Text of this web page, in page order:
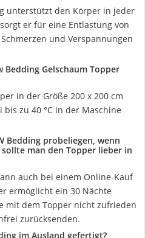
unterstützt den Körper in jeder
er für eine Entlastung von
und Verspannungen
Bedding Gelschaum Topper
in der Größe 200 x 200 cm
zu 40 °C in der Maschine
Bedding probeliegen, wenn
man den Topper lieber in
auch bei einem Online-Kauf
ermöglicht ein 30 Nächte
mit dem Topper nicht zufrieden
zurücksenden.
im Ausland gefertigt?